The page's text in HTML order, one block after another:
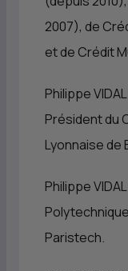
2007), de
et de Crédit
Philippe
Président du
Lyonnaise de
Philippe
Paristech.